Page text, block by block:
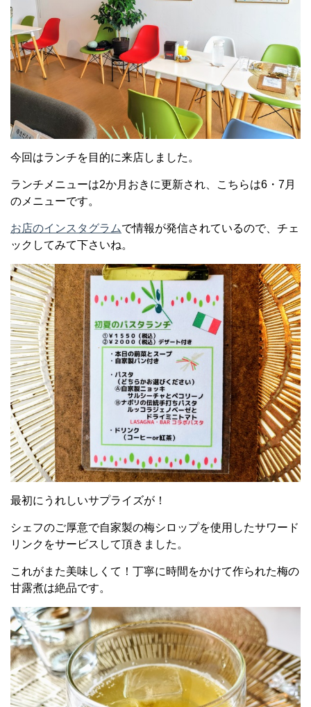
今回はランチを目的に来店しました。
ランチメニューは2か月おきに更新され、こちらは6・7月
のメニューです。
お店のインスタグラムで情報が発信されているので、チェ
ックしてみて下さいね。
最初にうれしいサプライズが！
シェフのご厚意で自家製の梅シロップを使用したサワード
リンクをサービスして頂きました。
これがまた美味しくて！丁寧に時間をかけて作られた梅の
甘露煮は絶品です。